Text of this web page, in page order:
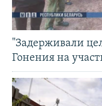
"Задерживали
Гонения на